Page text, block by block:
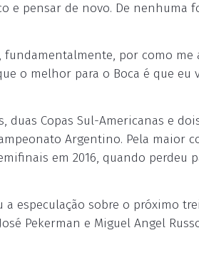
e pensar de novo. De nenhuma
fundamentalmente, por como
o melhor para o Boca é que eu
Copas Sul-Americanas e
Argentino. Pela maior
em 2016, quando perdeu
especulação sobre o próximo
Pekerman e Miguel Angel